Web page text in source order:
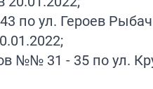
по ул. Героев
№№ 31 - 35 по ул.